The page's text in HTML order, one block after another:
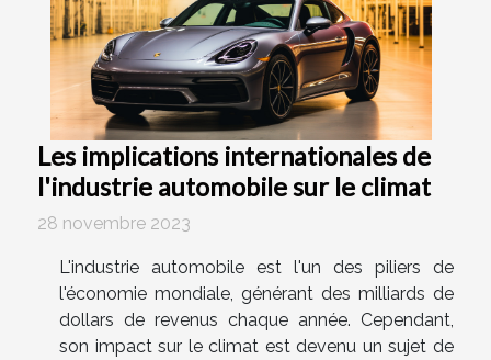
Les implications internationales de
l'industrie automobile sur le climat
28 novembre 2023
L'industrie automobile est l'un des piliers de
l'économie mondiale, générant des milliards de
dollars de revenus chaque année. Cependant,
son impact sur le climat est devenu un sujet de